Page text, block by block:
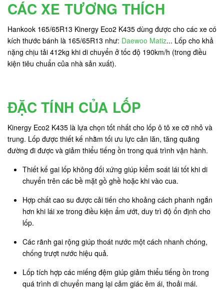
CÁC XE TƯƠNG THÍCH
Hankook 165/65R13 Kinergy Eco2 K435 dùng được cho các xe có
kích thước bánh là 165/65R13 như: Daewoo Matiz... Lốp cho khả
nặng chịu tải 412kg khi di chuyển ở tốc độ 190km/h (trong điều
kiện tiêu chuẩn của nhà sản xuất).
ĐẶC TÍNH CỦA LỐP
Kinergy Eco2 K435 là lựa chọn tốt nhất cho lốp ô tô xe cỡ nhỏ và
trung. Lốp được thiết kế nhằm tối ưu lực cản lăn, tăng quãng
đường đi được và giảm thiểu tiếng ồn trong quá trình vận hành.
Thiết kế gai lốp không đối xứng giúp kiểm soát lái tốt khi di
chuyển trên các bề mặt gồ ghề hoặc khi vào cua.
Hợp chất cao su được cải tiến cho khoảng cách phanh ngắn
hơn khi lái xe trong điều kiện ẩm ướt, duy trì độ ổn định cho
lốp.
Các rãnh gai rộng giúp thoát nước một cách nhanh chóng,
chống trượt nước hiệu quả.
Lốp tích hợp các miếng đệm giúp giảm thiểu tiếng ồn trong
quá trình di chuyển mang lại cảm giác êm ái, thoải mái.